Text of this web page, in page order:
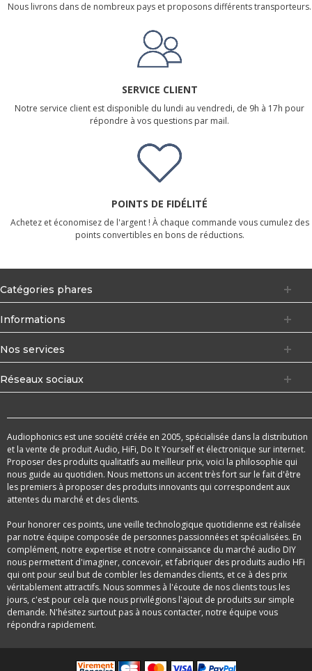
Nous livrons dans de nombreux pays et proposons différents transporteurs.
SERVICE CLIENT
Notre service client est disponible du lundi au vendredi, de 9h à 17h pour
répondre à vos questions par mail.
POINTS DE FIDÉLITÉ
Achetez et économisez de l'argent ! À chaque commande vous cumulez des
points convertibles en bons de réductions.
Catégories phares
Informations
Nos services
Réseaux sociaux
Audiophonics est une société créée en 2005, spécialisée dans la distribution
et la vente de produit Audio, HiFi, Do It Yourself et électronique sur internet.
Proposer des produits qualitatifs au meilleur prix, voici la philosophie qui
nous guide au quotidien. Nous mettons un accent très fort sur le fait d'être
les premiers à proposer des produits innovants qui correspondent aux
attentes du marché et des clients.
Pour honorer ces points, une veille technologique quotidienne est réalisée
par notre équipe composée de personnes passionnées et spécialisées. En
complément, notre expertise et notre connaissance du marché audio DIY
nous permettent d'imaginer, concevoir, et fabriquer des produits audio HFi
qui ont pour seul but de combler les demandes clients, et ce à des prix
véritablement attractifs. Nous sommes à l'écoute de nos clients tous les
jours, c'est pour cela que nous privilégions l'ajout de produits sur simple
demande. N'hésitez surtout pas à nous contacter, notre équipe vous
répondra rapidement.